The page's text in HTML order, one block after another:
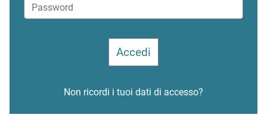
Non ricordi i tuoi dati di accesso?